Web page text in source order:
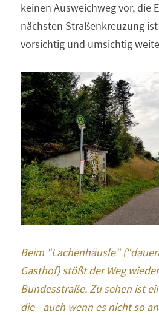
keinen Ausweichweg vor, die
nächsten Straßenkreuzung
vorsichtig und umsichtig
Beim "Lachenhäusle"
Gasthof) stößt der Weg
Bundesstraße. Zu sehen ist
die - auch wenn es nicht so